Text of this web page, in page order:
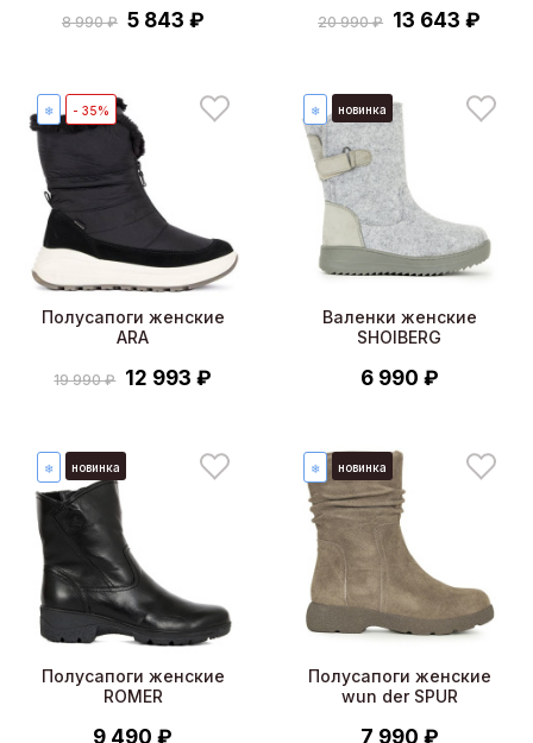
8 990 ₽ 5 843 ₽ 20 990 ₽ 13 643 ₽
❄ - 35%
Полусапоги женские
ARA
19 990 ₽ 12 993 ₽
❄ новинка
Валенки женские
SHOIBERG
6 990 ₽
❄ новинка
Полусапоги женские
ROMER
9 490 ₽
❄ новинка
Полусапоги женские
wun der SPUR
7 990 ₽